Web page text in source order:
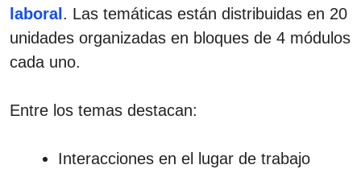
laboral . Las temáticas están distribuidas en 20
unidades organizadas en bloques de 4 módulos
cada uno.
Entre los temas destacan:
Interacciones en el lugar de trabajo